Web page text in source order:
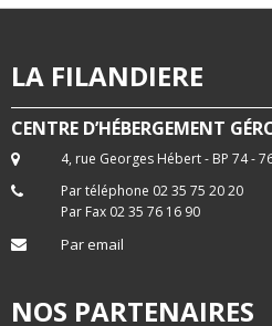
LA FILANDIERE
CENTRE D’HÉBERGEMENT
4, rue Georges Hébert - BP 74 -
Par téléphone 02 35 75 20 20
Par Fax 02 35 76 16 90
Par email
NOS PARTENAIRES